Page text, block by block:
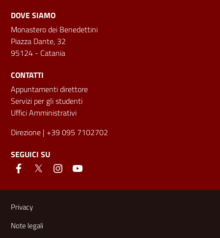
DOVE SIAMO
Monastero dei Benedettini
Piazza Dante, 32
95124 - Catania
CONTATTI
Appuntamenti direttore
Servizi per gli studenti
Uffici Amministrativi
Direzione | +39 095 7102702
SEGUICI SU
Link e informazioni utili
Privacy
Note legali